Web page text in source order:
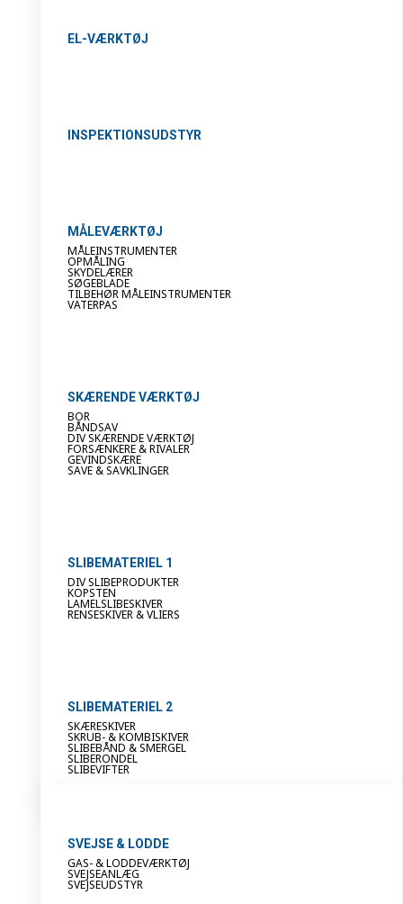
EL-VÆRKTØJ
INSPEKTIONSUDSTYR
MÅLEVÆRKTØJ
MÅLEINSTRUMENTER
OPMÅLING
SKYDELÆRER
SØGEBLADE
TILBEHØR MÅLEINSTRUMENTER
VATERPAS
SKÆRENDE VÆRKTØJ
BOR
BÅNDSAV
DIV SKÆRENDE VÆRKTØJ
FORSÆNKERE & RIVALER
GEVINDSKÆRE
SAVE & SAVKLINGER
SLIBEMATERIEL 1
DIV SLIBEPRODUKTER
KOPSTEN
LAMELSLIBESKIVER
RENSESKIVER & VLIERS
SLIBEMATERIEL 2
SKÆRESKIVER
SKRUB- & KOMBISKIVER
SLIBEBÅND & SMERGEL
SLIBERONDEL
SLIBEVIFTER
SVEJSE & LODDE
GAS- & LODDEVÆRKTØJ
SVEJSEANLÆG
SVEJSEUDSTYR